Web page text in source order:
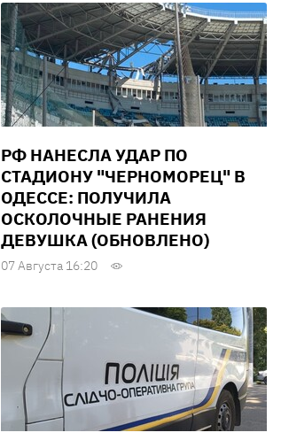
РФ НАНЕСЛА УДАР ПО
СТАДИОНУ "ЧЕРНОМОРЕЦ" В
ОДЕССЕ: ПОЛУЧИЛА
ОСКОЛОЧНЫЕ РАНЕНИЯ
ДЕВУШКА (ОБНОВЛЕНО)
07 Августа 16:20